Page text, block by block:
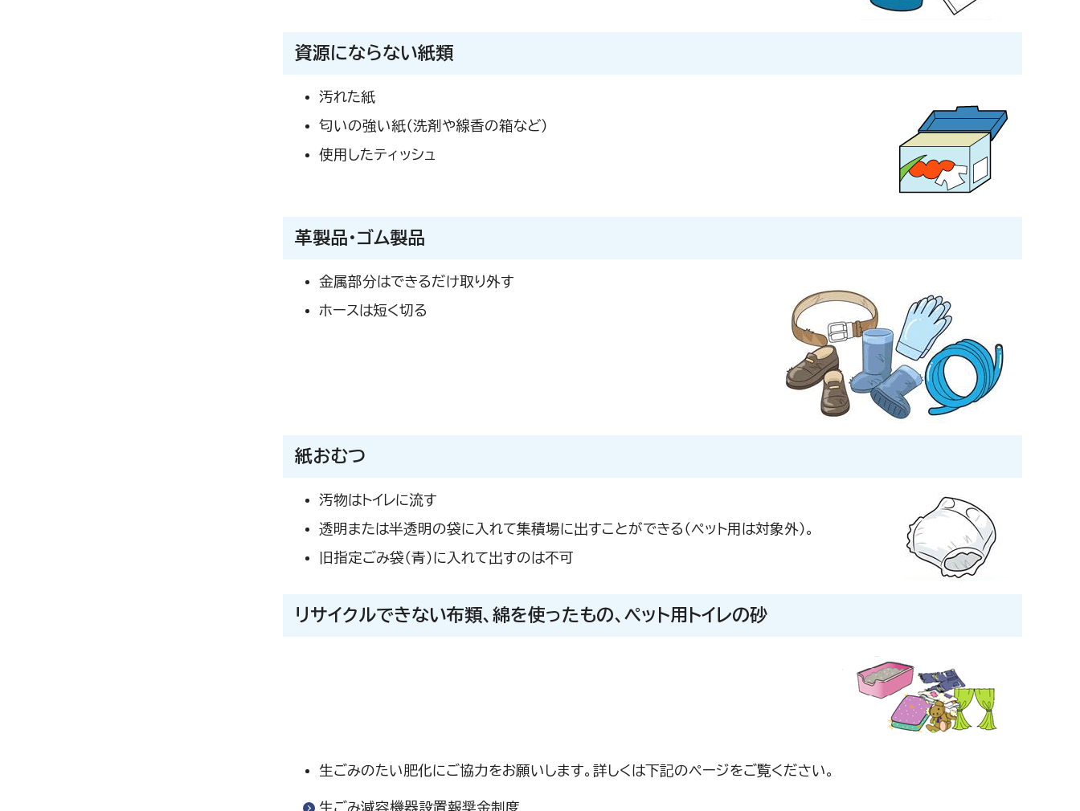
資源にならない紙類
汚れた紙
匂いの強い紙（洗剤や線香の箱など）
使用したティッシュ
革製品・ゴム製品
金属部分はできるだけ取り外す
ホースは短く切る
紙おむつ
汚物はトイレに流す
透明または半透明の袋に入れて集積場に出すことができる（ペット用は対象外）。
旧指定ごみ袋（青）に入れて出すのは不可
リサイクルできない布類、綿を使ったもの、ペット用トイレの砂
生ごみのたい肥化にご協力をお願いします。詳しくは下記のページをご覧ください。
生ごみ減容機器設置報奨金制度